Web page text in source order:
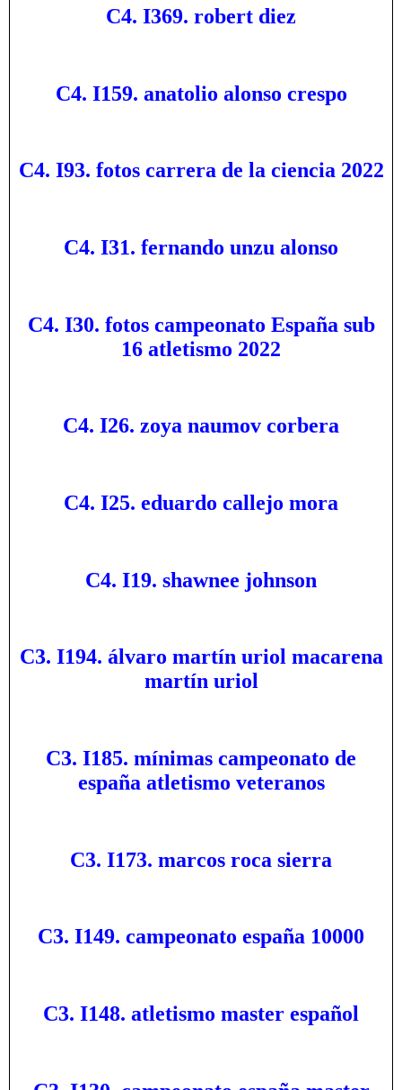
C4. I369. robert diez
C4. I159. anatolio alonso crespo
C4. I93. fotos carrera de la ciencia 2022
C4. I31. fernando unzu alonso
C4. I30. fotos campeonato España sub
16 atletismo 2022
C4. I26. zoya naumov corbera
C4. I25. eduardo callejo mora
C4. I19. shawnee johnson
C3. I194. álvaro martín uriol macarena
martín uriol
C3. I185. mínimas campeonato de
españa atletismo veteranos
C3. I173. marcos roca sierra
C3. I149. campeonato españa 10000
C3. I148. atletismo master español